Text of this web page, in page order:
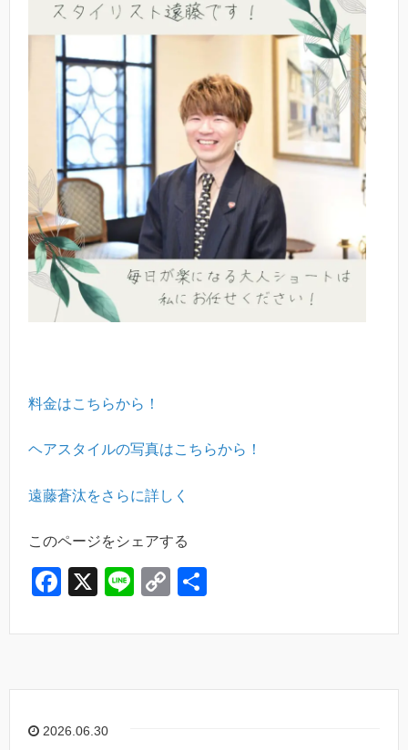
料金はこちらから！
ヘアスタイルの写真はこちらから！
遠藤蒼汰をさらに詳しく
このページをシェアする
F
c
b
o
X
Li
e
C
p
Li
2026.06.30